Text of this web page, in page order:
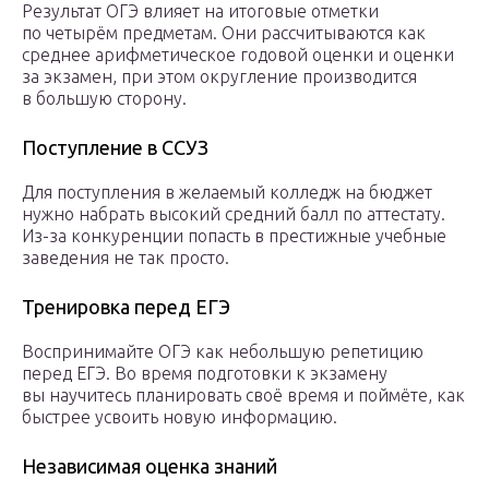
Результат ОГЭ влияет на итоговые отметки
по четырём предметам. Они рассчитываются как
среднее арифметическое годовой оценки и оценки
за экзамен, при этом округление производится
в большую сторону.
Поступление в ССУЗ
Для поступления в желаемый колледж на бюджет
нужно набрать высокий средний балл по аттестату.
Из-за конкуренции попасть в престижные учебные
заведения не так просто.
Тренировка перед ЕГЭ
Воспринимайте ОГЭ как небольшую репетицию
перед ЕГЭ. Во время подготовки к экзамену
вы научитесь планировать своё время и поймёте, как
быстрее усвоить новую информацию.
Независимая оценка знаний